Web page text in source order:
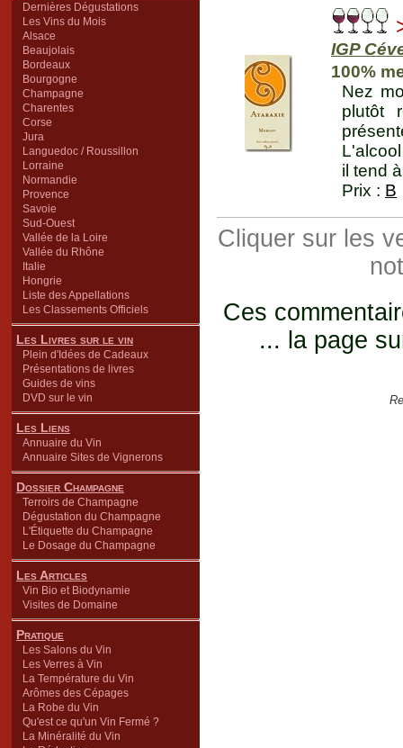
Dernières Dégustations
Les Vins du Mois
Alsace
Beaujolais
Bordeaux
Bourgogne
Champagne
Charentes
Corse
Jura
Languedoc / Roussillon
Lorraine
Normandie
Provence
Savoie
Sud-Ouest
Vallée de la Loire
Vallée du Rhône
Italie
Hongrie
Liste des Appellations
Les Classements Officiels
Les Livres sur le vin
Plein d'Idées de Cadeaux
Présentations de livres
Guides de vins
DVD sur le vin
Les Liens
Annuaire du Vin
Annuaire Sites de Vignerons
Dossier Champagne
Terroirs de Champagne
Dégustation du Champagne
L'Étiquette du Champagne
Le Dosage du Champagne
Les Articles
Vin Bio et Biodynamie
Visites de Domaine
Pratique
Les Salons du Vin
Les Verres à Vin
La Température du Vin
Arômes des Cépages
La Robe du Vin
Qu'est ce qu'un Vin Fermé ?
La Minéralité du Vin
IGP
100%
Nez
plutôt
il tend
Prix : B
Cliquer sur les
Ces
... la page